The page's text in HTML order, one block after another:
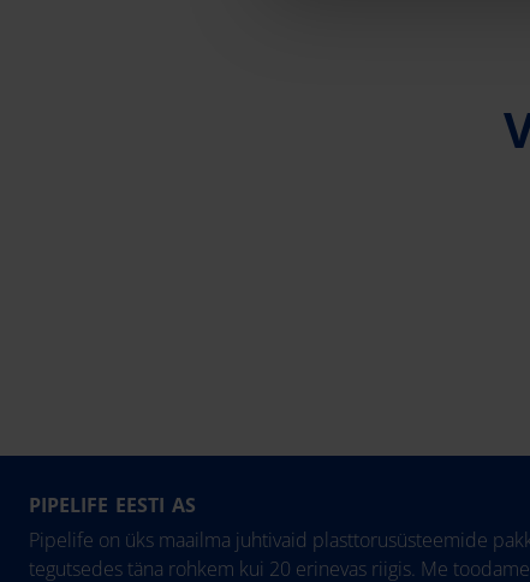
PIPELIFE EESTI AS
Pipelife on üks maailma juhtivaid plasttorusüsteemide
tegutsedes täna rohkem kui 20 erinevas riigis. Me